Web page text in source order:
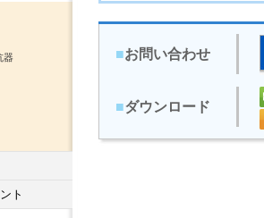
■お問い合わせ
■ダウンロード
器
ト